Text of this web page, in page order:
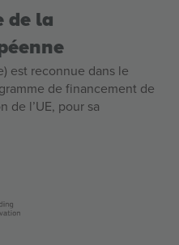
de la
est reconnue dans le
de financement de
de l’UE, pour sa